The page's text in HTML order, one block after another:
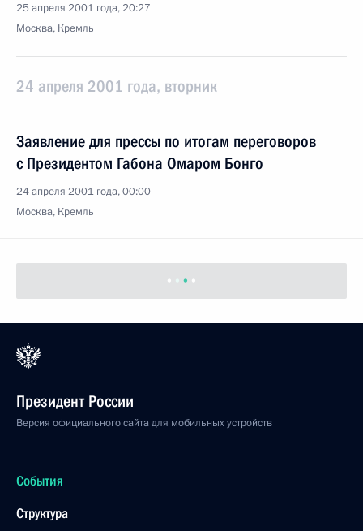
25 апреля 2001 года, 20:27
Москва, Кремль
24 апреля 2001 года, вторник
Заявление для прессы по итогам переговоров
с Президентом Габона Омаром Бонго
24 апреля 2001 года, 00:00
Москва, Кремль
Президент России
Версия официального сайта для мобильных устройств
События
Структура